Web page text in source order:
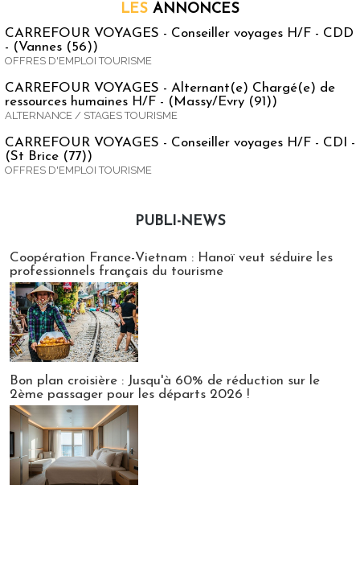
LES ANNONCES
CARREFOUR VOYAGES - Conseiller voyages H/F - CDD
- (Vannes (56))
OFFRES D'EMPLOI TOURISME
CARREFOUR VOYAGES - Alternant(e) Chargé(e) de
ressources humaines H/F - (Massy/Evry (91))
ALTERNANCE / STAGES TOURISME
CARREFOUR VOYAGES - Conseiller voyages H/F - CDI -
(St Brice (77))
OFFRES D'EMPLOI TOURISME
PUBLI-NEWS
Coopération France-Vietnam : Hanoï veut séduire les
professionnels français du tourisme
Bon plan croisière : Jusqu'à 60% de réduction sur le
2ème passager pour les départs 2026 !